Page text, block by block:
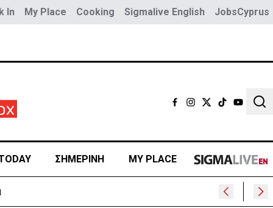
In My Place Cooking Sigmalive English JobsCyprus
ΣΗΜΕΡΙΝΗ MY PLACE